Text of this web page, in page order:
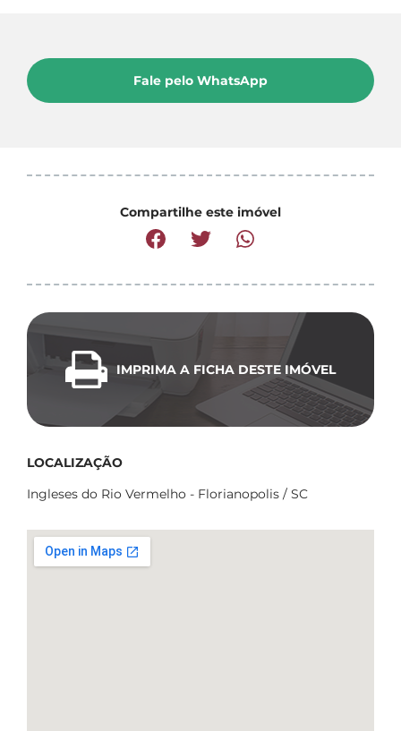
Fale pelo WhatsApp
Compartilhe este imóvel
IMPRIMA A FICHA DESTE IMÓVEL
LOCALIZAÇÃO
Ingleses do Rio Vermelho - Florianopolis / SC